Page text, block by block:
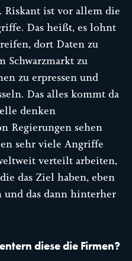
ist vor allem die
Das heißt, es lohnt
dort Daten zu
Schwarzmarkt zu
zu erpressen und
Das alles kommt da
denken
Regierungen sehen
sehr viele Angriffe
verteilt arbeiten,
das Ziel haben, eben
das dann hinterher
diese die Firmen?